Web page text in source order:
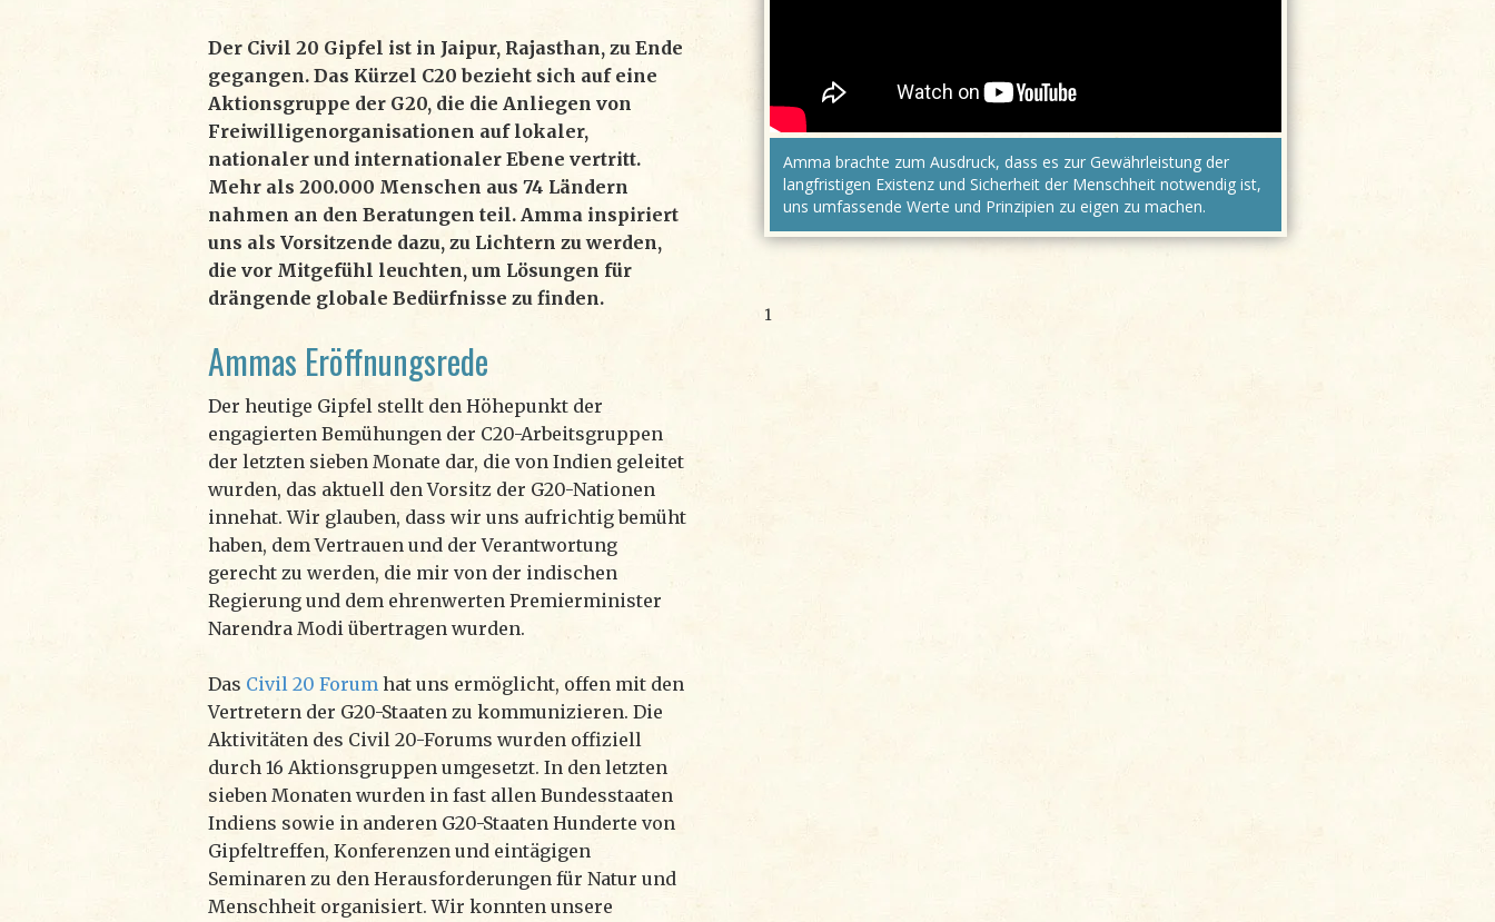
Der Civil 20 Gipfel ist in Jaipur, Rajasthan, zu Ende
gegangen. Das Kürzel C20 bezieht sich auf eine
Aktionsgruppe der G20, die die Anliegen von
Freiwilligenorganisationen auf lokaler,
nationaler und internationaler Ebene vertritt.
Mehr als 200.000 Menschen aus 74 Ländern
nahmen an den Beratungen teil. Amma inspiriert
uns als Vorsitzende dazu, zu Lichtern zu werden,
die vor Mitgefühl leuchten, um Lösungen für
drängende globale Bedürfnisse zu finden.
Ammas Eröffnungsrede
Der heutige Gipfel stellt den Höhepunkt der
engagierten Bemühungen der C20-Arbeitsgruppen
der letzten sieben Monate dar, die von Indien geleitet
wurden, das aktuell den Vorsitz der G20-Nationen
innehat. Wir glauben, dass wir uns aufrichtig bemüht
haben, dem Vertrauen und der Verantwortung
gerecht zu werden, die mir von der indischen
Regierung und dem ehrenwerten Premierminister
Narendra Modi übertragen wurden.
Das Civil 20 Forum hat uns ermöglicht, offen mit den
Vertretern der G20-Staaten zu kommunizieren. Die
Aktivitäten des Civil 20-Forums wurden offiziell
durch 16 Aktionsgruppen umgesetzt. In den letzten
sieben Monaten wurden in fast allen Bundesstaaten
Indiens sowie in anderen G20-Staaten Hunderte von
Gipfeltreffen, Konferenzen und eintägigen
Seminaren zu den Herausforderungen für Natur und
Menschheit organisiert. Wir konnten unsere
Amma brachte zum Ausdruck, dass es zur Gewährleistung der
langfristigen Existenz und Sicherheit der Menschheit notwendig ist,
uns umfassende Werte und Prinzipien zu eigen zu machen.
1